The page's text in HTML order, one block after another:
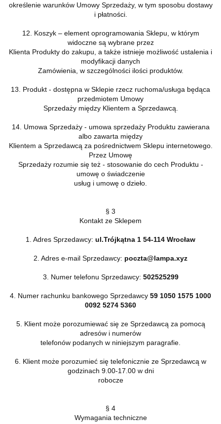
określenie warunków Umowy Sprzedaży, w tym sposobu dostawy
i płatności.
12. Koszyk – element oprogramowania Sklepu, w którym
widoczne są wybrane przez
Klienta Produkty do zakupu, a także istnieje możliwość ustalenia i
modyfikacji danych
Zamówienia, w szczególności ilości produktów.
13. Produkt - dostępna w Sklepie rzecz ruchoma/usługa będąca
przedmiotem Umowy
Sprzedaży między Klientem a Sprzedawcą.
14. Umowa Sprzedaży - umowa sprzedaży Produktu zawierana
albo zawarta między
Klientem a Sprzedawcą za pośrednictwem Sklepu internetowego.
Przez Umowę
Sprzedaży rozumie się też - stosowanie do cech Produktu -
umowę o świadczenie
usług i umowę o dzieło.
§ 3
Kontakt ze Sklepem
1. Adres Sprzedawcy: ul.Trójkątna 1 54-114 Wrocław
2. Adres e-mail Sprzedawcy: poczta@lampa.xyz
3. Numer telefonu Sprzedawcy: 502525299
4. Numer rachunku bankowego Sprzedawcy 59 1050 1575 1000
0092 5274 5360
5. Klient może porozumiewać się ze Sprzedawcą za pomocą
adresów i numerów
telefonów podanych w niniejszym paragrafie.
6. Klient może porozumieć się telefonicznie ze Sprzedawcą w
godzinach 9.00-17.00 w dni
robocze
§ 4
Wymagania techniczne